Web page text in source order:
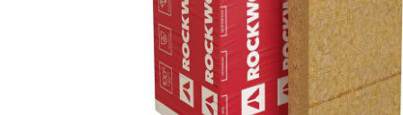
Плитные материалы